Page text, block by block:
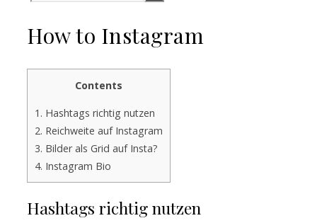
How to Instagram
Contents
1. Hashtags richtig nutzen
2. Reichweite auf Instagram
3. Bilder als Grid auf Insta?
4. Instagram Bio
Hashtags richtig nutzen